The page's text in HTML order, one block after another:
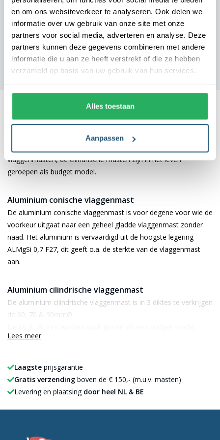
en om ons websiteverkeer te analyseren. Ook delen we
informatie over uw gebruik van onze site met onze
partners voor social media, adverteren en analyse. Deze
partners kunnen deze gegevens combineren met andere
informatie die u aan ze heeft verstrekt of die ze hebben
verzameld op basis van uw gebruik van hun services.
Alles toestaan
Aanpassen
Conisch of cilindrisch
Een conisch model houdt in dat de vlaggenmast in de voet
dikker is dan in de top, hierbij loopt de vlaggenmast taps toe. Bij
cilindrisch heeft de mast zowel onderin als bovenin dezelfde
vlaggenmasten, de cilindrische masten zijn in het leven
geroepen als budget model.
Aluminium conische vlaggenmast
De aluminium conische vlaggenmast is voor degene voor wie de
voorkeur uitgaat naar een geheel gladde vlaggenmast zonder
naad. Het aluminium is vervaardigd uit de hoogste legering
ALMgSi 0,7 F27, dit geeft o.a. de sterkte van de vlaggenmast
aan.
Aluminium cilindrische vlaggenmast
De aluminium cilindrische vlaggenmast is in 3 diktes te verkrijgen
de 60, 70 & 90mmØ.
deze zijn dan ook niet zo sterk als de conische masten,
De 90mmØ is een sterkere vlaggenmast dan de 60 & 70mmØ,
maar is dan ook weer wat duurder in aanschaf. Alle aluminium
cilindrische masten zijn vervaardigd van de hoogste legering
ALMgSi 0,7 F27.
Lees meer
Laagste prijsgarantie
Gratis verzending boven de € 150,- (m.u.v. masten)
Levering en plaatsing door heel NL & BE